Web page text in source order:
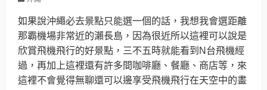
如果說沖繩必去景點只能選一個的話，我想我會選距離
那霸機場非常近的瀨長島，因為很近所以這裡可以說是
欣賞飛機飛行的好景點，三不五時就能看到N台飛機經
過，再加上這裡還有許多間咖啡廳、餐廳、商店等，來
這裡不會覺得無聊還可以邊享受飛機飛行在天空中的畫